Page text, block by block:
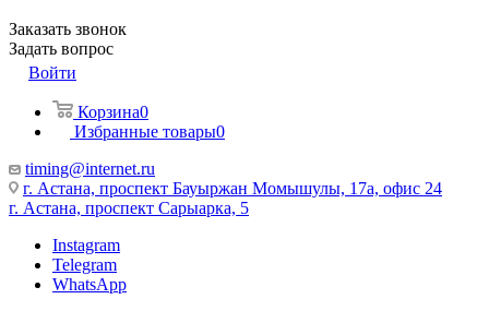
Заказать звонок
Задать вопрос
Войти
Корзина0
Избранные товары0
timing@internet.ru
г. Астана, проспект Бауыржан Момышулы, 17а, офис 24
г. Астана, проспект Сарыарка, 5
Instagram
Telegram
WhatsApp